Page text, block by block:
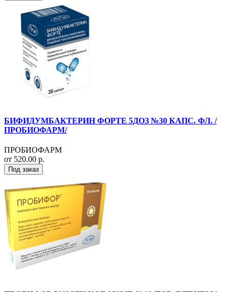
БИФИДУМБАКТЕРИН ФОРТЕ 5ДОЗ №30 КАПС. ФЛ. /
ПРОБИОФАРМ/
ПРОБИОФАРМ
от 520.00 р.
Под заказ